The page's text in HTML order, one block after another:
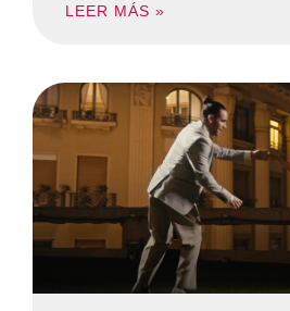
LEER MÁS »